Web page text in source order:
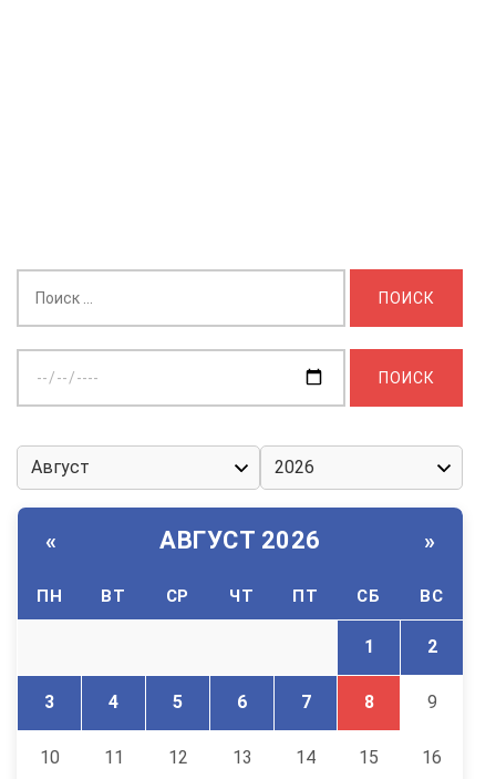
дату:
« АВГУСТ 2026 »
ПН ВТ СР ЧТ ПТ СБ ВС
1 2
3 4 5 6 7 8 9
10 11 12 13 14 15 16